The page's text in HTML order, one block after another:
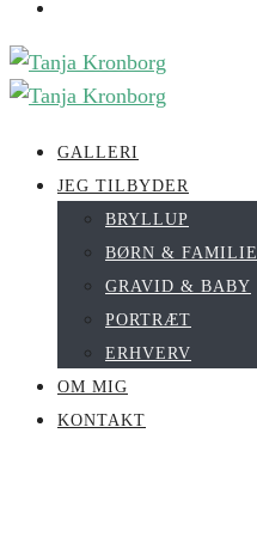
GALLERI
JEG TILBYDER
BRYLLUP
BØRN & FAMILIE
GRAVID & BABY
PORTRÆT
ERHVERV
OM MIG
KONTAKT